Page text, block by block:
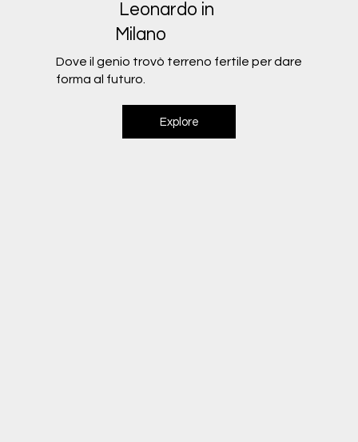
Leonardo in
Milano
Dove il genio trovò terreno fertile per dare
forma al futuro.
Explore